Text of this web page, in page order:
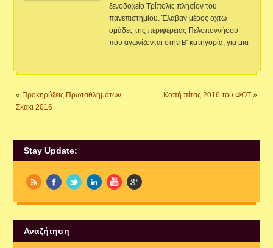
ξενοδοχείο Τρίπολις πλησίον του
πανεπιστημίου. Έλαβαν μέρος οχτώ
ομάδες της περιφέρειας Πελοποννήσου
που αγωνίζονται στην Β' κατηγορία, για μια
...
«
Προκηρύξεις Πρωταθλημάτων
Σκάκι 2016
Κοπή πίτας 2016 του ΦΟΤ »
Stay Update:
Αναζήτηση